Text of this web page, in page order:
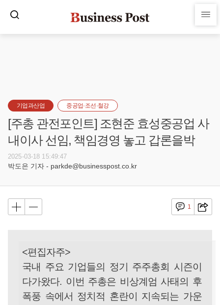
기업과산업 중공업·조선·철강
[주총 관전포인트] 조현준 효성중공업 사
내이사 선임, 책임경영 놓고 갑론을박
2025-03-18 15:49:47
박도은 기자 - parkde@businesspost.co.kr
1
<편집자주>
국내 주요 기업들의 정기 주주총회 시즌이
다가왔다. 이번 주총은 비상계엄 사태의 후
폭풍 속에서 정치적 혼란이 지속되는 가운